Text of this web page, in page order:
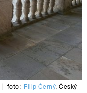
foto: Filip Černý,Český